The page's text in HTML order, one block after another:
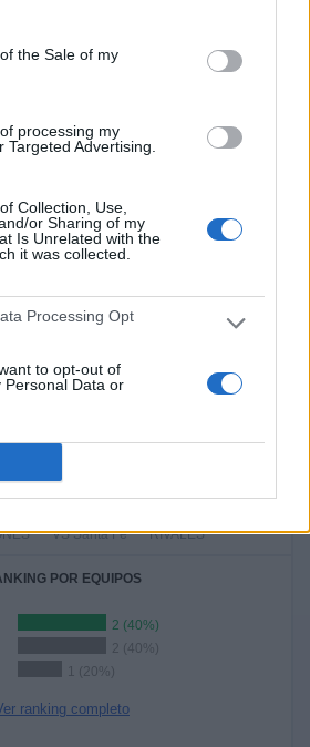
the Sale of my
processing my
Targeted Advertising.
Collection, Use,
or Sharing of my
Is Unrelated with the
it was collected.
Processing Opt
to opt-out of
Personal Data or
CANALES TV
DÍAS
4013
SIN PARTIDO
GRATUÍTO
40%
de visitante
3
RIVALES
2
VS Santa Fe
POR EQUIPOS
2 (40%)
2 (40%)
1 (20%)
ranking completo